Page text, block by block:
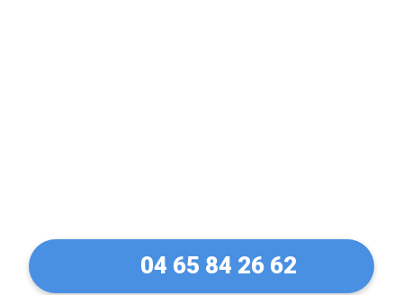
04 65 84 26 62